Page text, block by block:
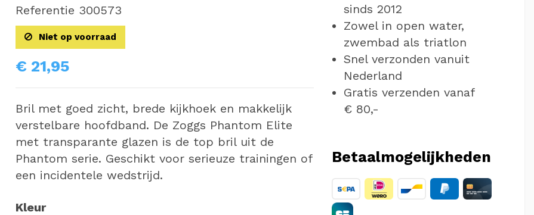
Referentie 300573
Niet op voorraad
€ 21,95
Bril met goed zicht, brede kijkhoek en makkelijk
verstelbare hoofdband. De Zoggs Phantom Elite
met transparante glazen is de top bril uit de
Phantom serie. Geschikt voor serieuze trainingen of
een incidentele wedstrijd.
Kleur
sinds 2012
Zowel in open water,
zwembad als triatlon
Snel verzonden vanuit
Nederland
Gratis verzenden vanaf
€ 80,-
Betaalmogelijkheden